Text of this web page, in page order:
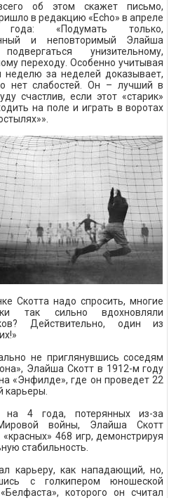
об этом скажет письмо,
в редакцию «Echo» в апреле
года: «Подумать только,
и неповторимый Элайша
унизительному,
переходу. Особенно учитывая
неделю за неделей доказывает,
нет слабостей. Он – лучший в
счастлив, если этот «старик»
на поле и играть в воротах
Скотта надо спросить, многие
так сильно вдохновляли
Действительно, один из
не приглянувшись соседям
Элайша Скотт в 1912-м году
«Энфилде», где он проведет 22
карьеры.
на 4 года, потерянных из-за
войны, Элайша Скотт
468 игр, демонстрируя
стабильность.
карьеру, как нападающий, но,
с голкипером юношеской
которого он считал